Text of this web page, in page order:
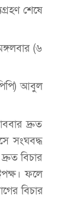
শেষে
(৬
আবুল
দ্রুত
সংঘবদ্ধ
বিচার
ফলে
বিচার